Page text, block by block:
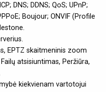
DNS; DDNS; QoS; UPnP;
Boujour; ONVIF (Profile
EPTZ skaitmeninis zoom
atsisiuntimas, Peržiūra,
kiekvienam vartotojui